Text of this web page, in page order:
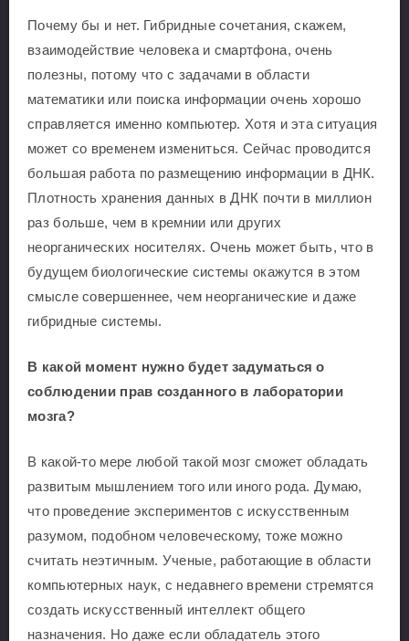
Почему бы и нет. Гибридные сочетания, скажем,
взаимодействие человека и смартфона, очень
полезны, потому что с задачами в области
математики или поиска информации очень хорошо
справляется именно компьютер. Хотя и эта ситуация
может со временем измениться. Сейчас проводится
большая работа по размещению информации в ДНК.
Плотность хранения данных в ДНК почти в миллион
раз больше, чем в кремнии или других
неорганических носителях. Очень может быть, что в
будущем биологические системы окажутся в этом
смысле совершеннее, чем неорганические и даже
гибридные системы.
В какой момент нужно будет задуматься о
соблюдении прав созданного в лаборатории
мозга?
В какой-то мере любой такой мозг сможет обладать
развитым мышлением того или иного рода. Думаю,
что проведение экспериментов с искусственным
разумом, подобном человеческому, тоже можно
считать неэтичным. Ученые, работающие в области
компьютерных наук, с недавнего времени стремятся
создать искусственный интеллект общего
назначения. Но даже если обладатель этого